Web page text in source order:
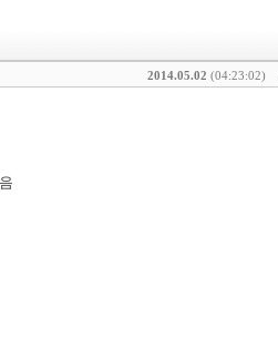
2014.05.02 (04:23:02)